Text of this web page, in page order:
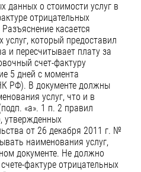
данных о стоимости услуг в
отрицательных
касается
который предоставил
и пересчитывает плату за
счет-фактуру
5 дней с момента
РФ). В документе должны
услуг, что и в
«а». 1 п. 2 правил
утвержденных
от 26 декабря 2011 г. №
наименования услуг,
документе. Не должно
фактуре отрицательных